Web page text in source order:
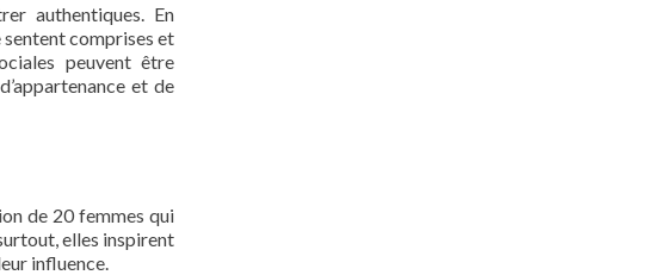
authentiques. En
sentent comprises et
peuvent être
et de
de 20 femmes qui
elles inspirent
influence.